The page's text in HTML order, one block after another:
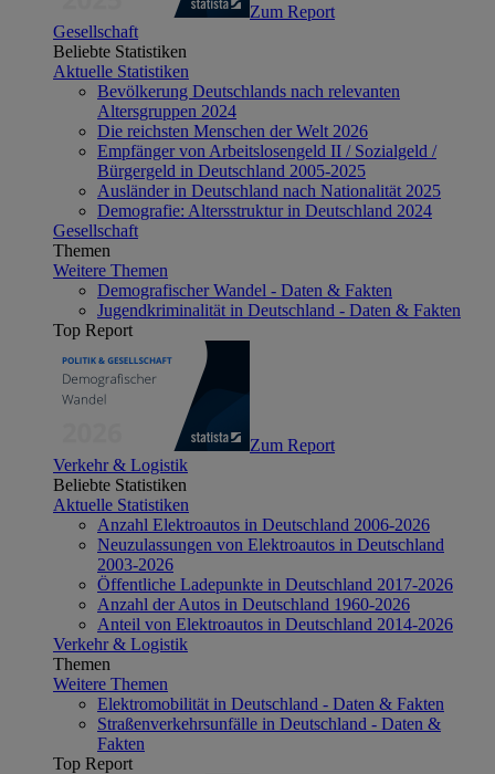
Zum Report
Gesellschaft
Beliebte Statistiken
Aktuelle Statistiken
Bevölkerung Deutschlands nach relevanten
Altersgruppen 2024
Die reichsten Menschen der Welt 2026
Empfänger von Arbeitslosengeld II / Sozialgeld /
Bürgergeld in Deutschland 2005-2025
Ausländer in Deutschland nach Nationalität 2025
Demografie: Altersstruktur in Deutschland 2024
Gesellschaft
Themen
Weitere Themen
Demografischer Wandel - Daten & Fakten
Jugendkriminalität in Deutschland - Daten & Fakten
Top Report
Zum Report
Verkehr & Logistik
Beliebte Statistiken
Aktuelle Statistiken
Anzahl Elektroautos in Deutschland 2006-2026
Neuzulassungen von Elektroautos in Deutschland
2003-2026
Öffentliche Ladepunkte in Deutschland 2017-2026
Anzahl der Autos in Deutschland 1960-2026
Anteil von Elektroautos in Deutschland 2014-2026
Verkehr & Logistik
Themen
Weitere Themen
Elektromobilität in Deutschland - Daten & Fakten
Straßenverkehrsunfälle in Deutschland - Daten &
Fakten
Top Report